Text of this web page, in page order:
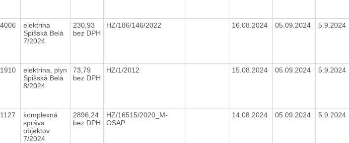
elektrina
Spišská Belá
7/2024
230,93
bez DPH
HZ/186/146/2022 16.08.2024 05.09.2024 5.9.2024
elektrina, plyn
Spišská Belá
8/2024
73,79
bez DPH
HZ/1/2012 15.08.2024 05.09.2024 5.9.2024
komplexná
správa
objektov
7/2024
2896,24
bez DPH
HZ/16515/2020_M-
OSAP
14.08.2024 05.09.2024 5.9.2024